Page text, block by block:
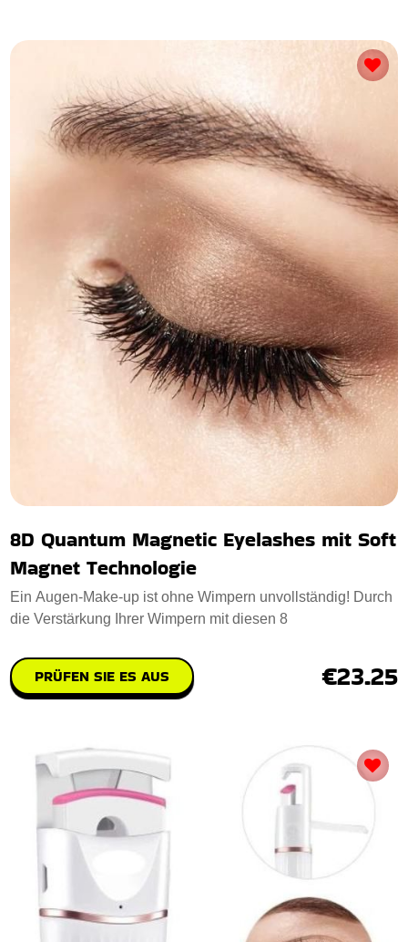
8D Quantum Magnetic Eyelashes mit Soft
Magnet Technologie
Ein Augen-Make-up ist ohne Wimpern unvollständig! Durch
die Verstärkung Ihrer Wimpern mit diesen 8
PRÜFEN SIE ES AUS €23.25